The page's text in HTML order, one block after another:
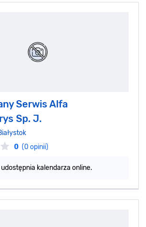
Serwis Alfa
Sp. J.
0 (0 opinii)
kalendarza online.